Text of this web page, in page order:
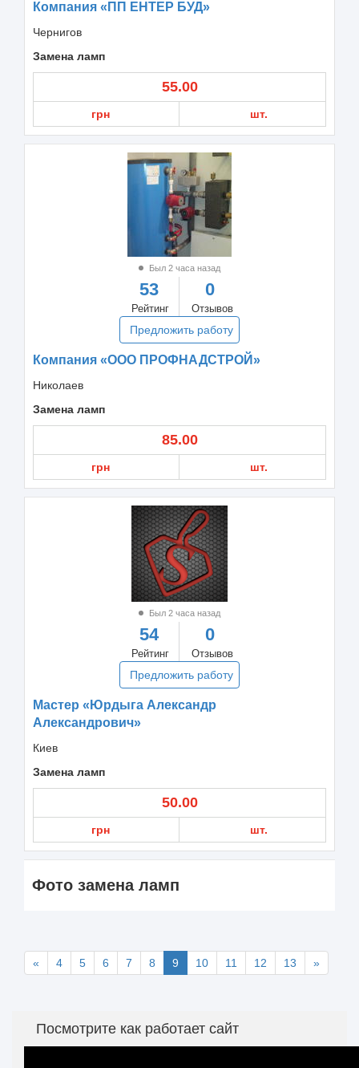
Компания «ПП ЕНТЕР БУД»
Чернигов
Замена ламп
55.00
грн шт.
Был 2 часа назад
53
Рейтинг
0
Отзывов
Предложить работу
Компания «ООО ПРОФНАДСТРОЙ»
Николаев
Замена ламп
85.00
грн шт.
Был 2 часа назад
54
Рейтинг
0
Отзывов
Предложить работу
Мастер «Юрдыга Александр
Александрович»
Киев
Замена ламп
50.00
грн шт.
Фото замена ламп
« 4 5 6 7 8 9 10 11 12 13 »
Посмотрите как работает сайт